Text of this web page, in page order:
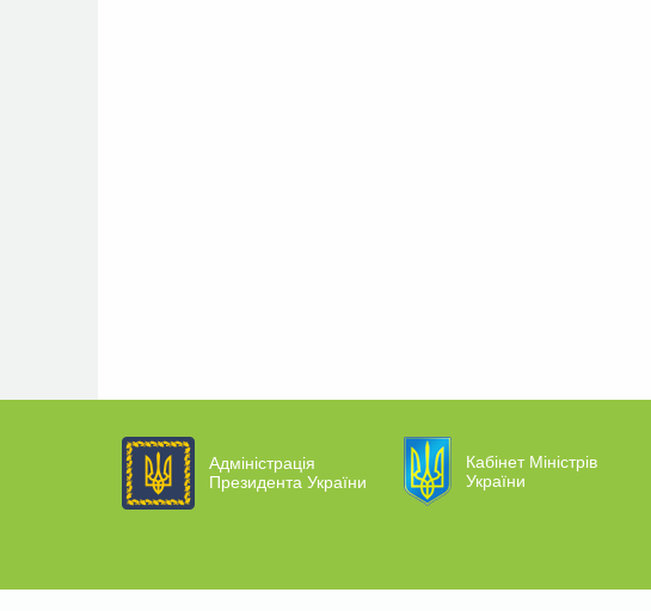
Адміністрація
Президента України
Кабінет Міністрів
України